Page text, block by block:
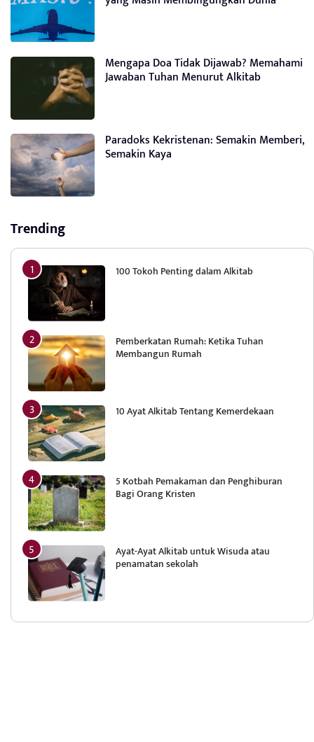
Mengapa Doa Tidak Dijawab? Memahami
Jawaban Tuhan Menurut Alkitab
Paradoks Kekristenan: Semakin Memberi,
Semakin Kaya
Trending
100 Tokoh Penting dalam Alkitab
Pemberkatan Rumah: Ketika Tuhan
Membangun Rumah
10 Ayat Alkitab Tentang Kemerdekaan
5 Kotbah Pemakaman dan Penghiburan
Bagi Orang Kristen
Ayat-Ayat Alkitab untuk Wisuda atau
penamatan sekolah